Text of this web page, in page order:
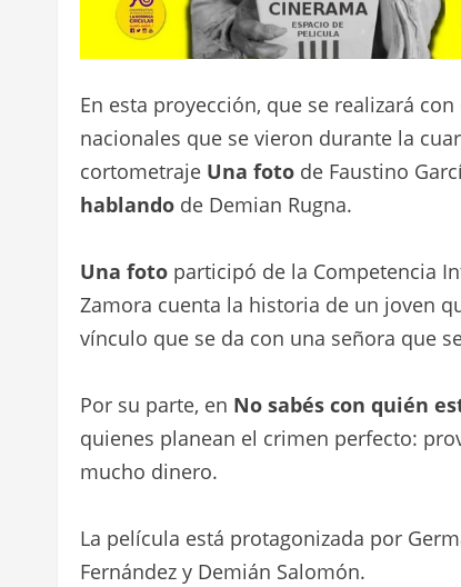
En esta proyección, que se realizará
nacionales que se vieron durante la
cortometraje Una foto de Faustino
hablando de Demian Rugna.
Una foto participó de la Competencia
Zamora cuenta la historia de un joven
vínculo que se da con una señora que
Por su parte, en No sabés con quién
quienes planean el crimen perfecto:
mucho dinero.
La película está protagonizada por
Fernández y Demián Salomón.